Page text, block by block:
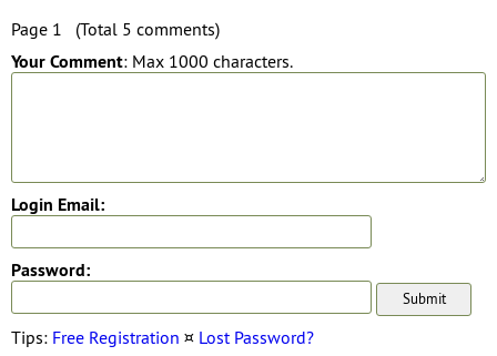
Page 1 (Total 5 comments)
Your Comment: Max 1000 characters.
Login Email:
Password:
Tips: Free Registration ¤ Lost Password?